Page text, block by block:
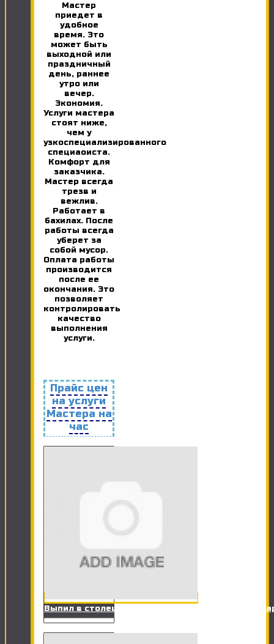
Мастер
приедет в
удобное
время. Это
может быть
выходной или
праздничный
день, раннее
утро или
вечер.
Экономия.
Услуги мастера
стоят ниже,
чем у
узкоспециализированного
специаоиста.
Комфорт для
заказчика.
Мастер всегда
трезв и
вежлив.
Работает в
бахилах. После
работы всегда
уберет за
собой мусор.
Оплата работы
производится
после ее
окончания. Это
позволяет
контролировать
качество
выполнения
услуги.
Прайс цен
на услуги
Мастера на
час
Выпил в столешницах ДСП под оборудование